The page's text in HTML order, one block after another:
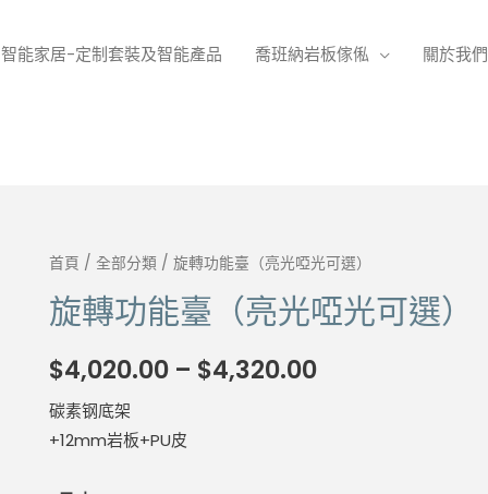
智能家居-定制套裝及智能產品 喬班納岩板傢俬 關於我們
首頁 / 全部分類 / 旋轉功能臺（亮光啞光可選）
旋轉功能臺（亮光啞光可選）
$4,020.00 – $4,320.00Price
碳素钢底架
+12mm岩板+PU皮